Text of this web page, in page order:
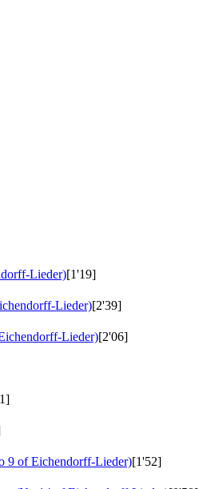
Lieder)[1'19]
Lieder)[2'39]
Lieder)[2'06]
9 of Eichendorff-Lieder)[1'52]